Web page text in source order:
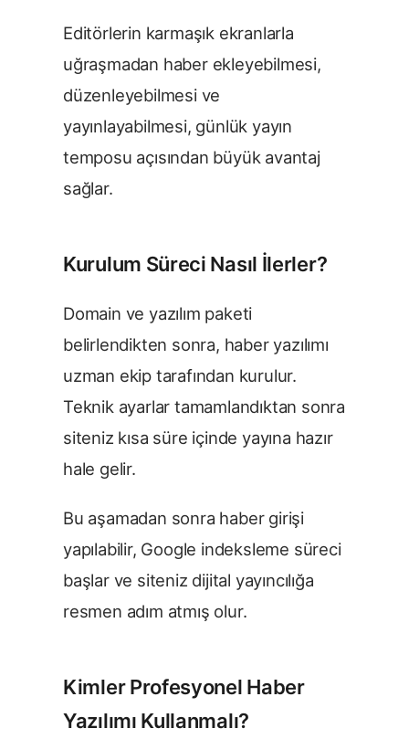
Editörlerin karmaşık ekranlarla
uğraşmadan haber ekleyebilmesi,
düzenleyebilmesi ve
yayınlayabilmesi, günlük yayın
temposu açısından büyük avantaj
sağlar.
Kurulum Süreci Nasıl İlerler?
Domain ve yazılım paketi
belirlendikten sonra, haber yazılımı
uzman ekip tarafından kurulur.
Teknik ayarlar tamamlandıktan sonra
siteniz kısa süre içinde yayına hazır
hale gelir.
Bu aşamadan sonra haber girişi
yapılabilir, Google indeksleme süreci
başlar ve siteniz dijital yayıncılığa
resmen adım atmış olur.
Kimler Profesyonel Haber
Yazılımı Kullanmalı?